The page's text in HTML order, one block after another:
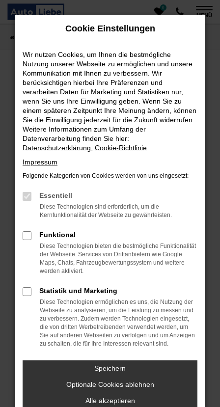
Zum
Hauptinhalt
0
MENÜ
Fehler: Network Error
Beim Laden ist ein Fehler aufgetreten.
Hier sind ein paar Tipps, die dir helfen können:
Überprüfe deine Firewall und deine
Internetverbindung.
Laden andere Webseiten, zum Beispiel deine
Suchmaschine?
Prüfe deine Browsererweiterungen.
das Laden bestimmter Seiten verhindern.
Funktioniert die Seite in einem anderen Browser
oder in einem privaten Fenster?
Das kann manchmal helfen, vorübergehende
Probleme zu beheben.
Stelle sicher, dass dein Browser und dein
Betriebssystem auf dem neuesten Stand sind.
Sicherheitsrisiko, sondern kann auch dazu führen,
dass bestimmte Funktionen nicht mehr
unterstützt werden.
Wende dich an den Webseitenbetreiber.
Wenn du alle oben genannten Schritte versucht
hast, kontaktiere uns bitte. Wir werden versuchen,
das Problem zu beheben. Du kannst uns diesen
Text schicken, um uns bei der Fehlersuche zu
unterstützen:
ewogICJuYW1lIjogIk5ldHdvcmtFcnJvciIsCiAgI
Cookie Einstellungen
Wir nutzen Cookies, um Ihnen die bestmögliche
Nutzung unserer Webseite zu ermöglichen und unsere
Kommunikation mit Ihnen zu verbessern. Wir
berücksichtigen hierbei Ihre Präferenzen und
verarbeiten Daten für Marketing und Statistiken nur,
wenn Sie uns Ihre Einwilligung geben. Wenn Sie zu
einem späteren Zeitpunkt Ihre Meinung ändern, können
Sie die Einwilligung jederzeit für die Zukunft widerrufen.
Weitere Informationen zum Umfang der
Datenverarbeitung finden Sie hier:
Datenschutzerklärung Cookie-Richtlinie
Impressum
Folgende Kategorien von Cookies werden von uns eingesetzt:
Essentiell
Diese Technologien sind erforderlich, um die
Kernfunktionalität der Webseite zu gewährleisten.
Funktional
Diese Technologien bieten die bestmögliche Funktionalität
der Webseite. Services von Drittanbietern wie Google
Maps, Chats, Fahrzeugbewertungssystem und weitere
werden aktiviert.
Statistik und Marketing
Diese Technologien ermöglichen es uns, die Nutzung der
Webseite zu analysieren, um die Leistung zu messen und
zu verbessern. Zudem werden Technologien eingesetzt,
die von dritten Werbetreibenden verwendet werden, um
Sie auf anderen Webseiten zu verfolgen und um Anzeigen
zu schalten, die für Ihre Interessen relevant sind.
Speichern
Optionale Cookies ablehnen
Alle akzeptieren